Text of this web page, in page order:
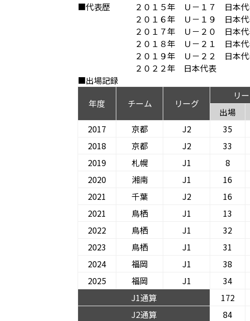
■代表歴
２０１５年 Ｕ－１７ 日本
２０１６年 Ｕ－１９ 日本
２０１７年 Ｕ－２０ 日本
２０１８年 Ｕ－２１ 日本
２０１９年 Ｕ－２２ 日本
２０２２年 日本代表
■出場記録
年度
チーム リーグ
リ
出場
2017
京都 J2 35
2018
京都 J2 33
2019
札幌 J1 8
2020
湘南 J1 16
2021
千葉 J2 16
2021
鳥栖 J1 13
2022
鳥栖 J1 32
2023
鳥栖 J1 31
2024
福岡 J1 38
2025
福岡 J1 34
J1通算
172
J2通算
84